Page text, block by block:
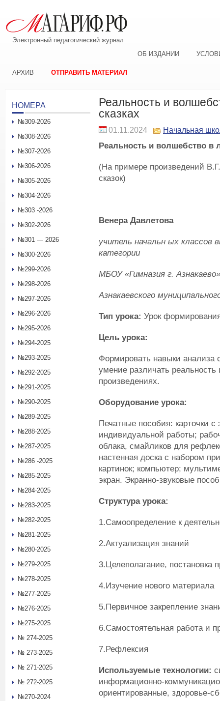
Электронный педагогический журнал
ОБ ИЗДАНИИ
АРХИВ ОТПРАВИТЬ МАТЕРИАЛ
Реальность и
сказках
01.11.2024 Начальная
Реальность и волшебство в
(На примере произведений
сказок)
Венера Давлетова
учитель начальн ых классов
категории
МБОУ «Гимназия г. Азнакаево»
Азнакаевского
Тип урока: Урок
Цель урока:
Формировать навыки анализа
умение различать
произведениях.
Оборудование урока:
Печатные пособия: карточки
индивидуальной работы;
облака, смайликов для
настенная доска с набором
картинок; компьютер;
экран. Экранно-звуковые
Структура урока:
1.Самоопределение к
2.Актуализация знаний
3.Целеполагание, постановка
4.Изучение нового материала
5.Первичное закрепление
6.Самостоятельная работа и
7.Рефлексия
Используемые технологии:
информационно-
ориентированные, здоровье-
НОМЕРА
№309-2026
№308-2026
№307-2026
№306-2026
№305-2026
№304-2026
№303 -2026
№302-2026
№301 — 2026
№300-2026
№299-2026
№298-2026
№297-2026
№296-2026
№295-2026
№294-2025
№293-2025
№292-2025
№291-2025
№290-2025
№289-2025
№288-2025
№287-2025
№286 -2025
№285-2025
№284-2025
№283-2025
№282-2025
№281-2025
№280-2025
№279-2025
№278-2025
№277-2025
№276-2025
№275-2025
№ 274-2025
№ 273-2025
№ 271-2025
№ 272-2025
№270-2024